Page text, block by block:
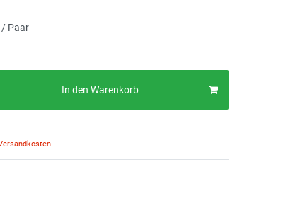
/ Paar
In den Warenkorb